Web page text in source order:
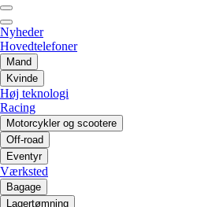
Nyheder
Hovedtelefoner
Mand
Kvinde
Høj teknologi
Racing
Motorcykler og scootere
Off-road
Eventyr
Værksted
Bagage
Lagertømning